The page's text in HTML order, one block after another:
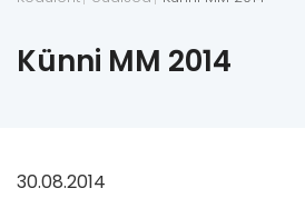
Künni MM 2014
30.08.2014